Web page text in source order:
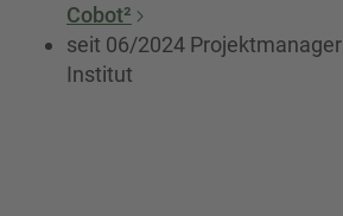
Cobot²
seit 06/2024
Institut